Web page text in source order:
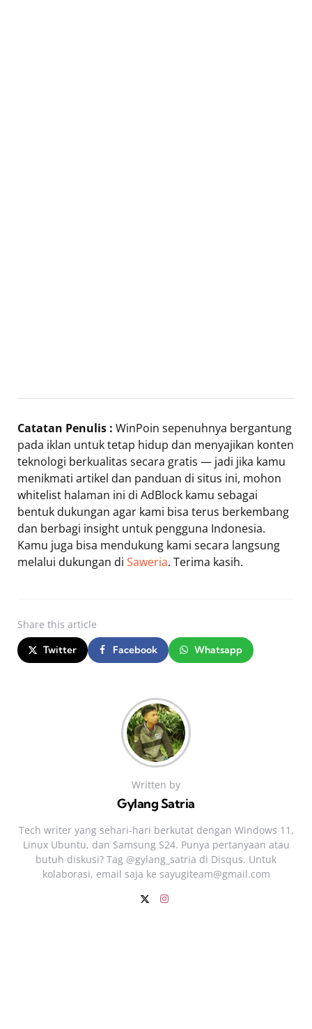
Catatan Penulis : WinPoin sepenuhnya bergantung
pada iklan untuk tetap hidup dan menyajikan konten
teknologi berkualitas secara gratis — jadi jika kamu
menikmati artikel dan panduan di situs ini, mohon
whitelist halaman ini di AdBlock kamu sebagai
bentuk dukungan agar kami bisa terus berkembang
dan berbagi insight untuk pengguna Indonesia.
Kamu juga bisa mendukung kami secara langsung
melalui dukungan di Saweria. Terima kasih.
Share this article
Twitter Facebook Whatsapp
Written by
Gylang Satria
Tech writer yang sehari‑hari berkutat dengan Windows 11,
Linux Ubuntu, dan Samsung S24. Punya pertanyaan atau
butuh diskusi? Tag @gylang_satria di Disqus. Untuk
kolaborasi, email saja ke sayugiteam@gmail.com